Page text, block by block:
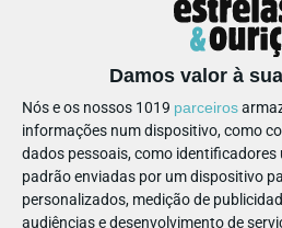
Damos valor à
Nós e os nossos 1019 parceiros
informações num dispositivo, como
dados pessoais, como
padrão enviadas por um dispositivo
personalizados, medição de
audiências e desenvolvimento de
R. António Vitorino, 27,
RESTAURAÇÃO ACESSIBILIDADE